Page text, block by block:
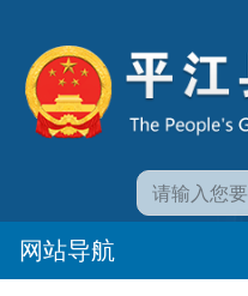
网站导航